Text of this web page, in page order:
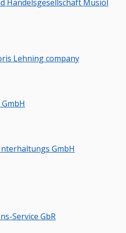
Handelsgesellschaft Musiol
Lehning company
GmbH
Service GbR